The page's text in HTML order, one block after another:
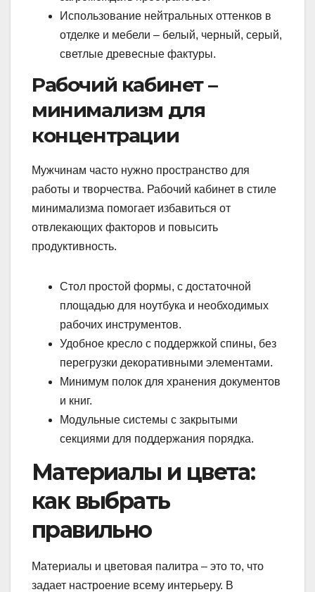
Использование нейтральных оттенков в
отделке и мебели – белый, черный, серый,
светлые древесные фактуры.
Рабочий кабинет –
минимализм для
концентрации
Мужчинам часто нужно пространство для
работы и творчества. Рабочий кабинет в стиле
минимализма помогает избавиться от
отвлекающих факторов и повысить
продуктивность.
Стол простой формы, с достаточной
площадью для ноутбука и необходимых
рабочих инструментов.
Удобное кресло с поддержкой спины, без
перегрузки декоративными элементами.
Минимум полок для хранения документов
и книг.
Модульные системы с закрытыми
секциями для поддержания порядка.
Материалы и цвета:
как выбрать
правильно
Материалы и цветовая палитра – это то, что
задает настроение всему интерьеру. В